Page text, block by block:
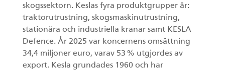
skogssektorn. Keslas fyra produktgrupper är:
traktorutrustning, skogsmaskinutrustning,
stationära och industriella kranar samt KESLA
Defence. År 2025 var koncernens omsättning
34,4 miljoner euro, varav 53 % utgjordes av
export. Kesla grundades 1960 och har